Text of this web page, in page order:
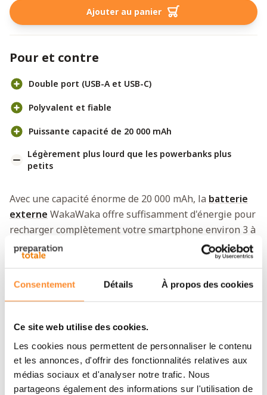
Consentement Détails À propos des cookies
Ce site web utilise des cookies.
Les cookies nous permettent de personnaliser le contenu
et les annonces, d'offrir des fonctionnalités relatives aux
médias sociaux et d'analyser notre trafic. Nous
partageons également des informations sur l'utilisation de
Ajouter au panier
Pour et contre
Double port (USB-A et USB-C)
Polyvalent et fiable
Puissante capacité de 20 000 mAh
Légèrement plus lourd que les powerbanks plus
petits
Avec une capacité énorme de 20 000 mAh, la batterie
externe WakaWaka offre suffisamment d'énergie pour
recharger complètement votre smartphone environ 3 à
4 fois. Idéale pour les longs voyages, les aventures en
plein air ou les urgences. Grâce à la combinaison de
ports USB-C et USB-A, vous pouvez recharger
plusieurs appareils en même temps, afin de ne plus
Malgré sa grande capacité, le powerbank ne pèse que
320 grammes. Il est donc facile à transporter dans
votre sac à dos, votre sac ou la poche de votre veste.